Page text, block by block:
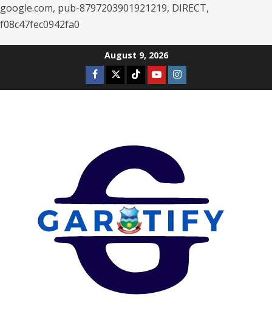
google.com, pub-8797203901921219, DIRECT,
f08c47fec0942fa0
August 9, 2026
Facebook
TwitterTiktokYoutubeInstagram